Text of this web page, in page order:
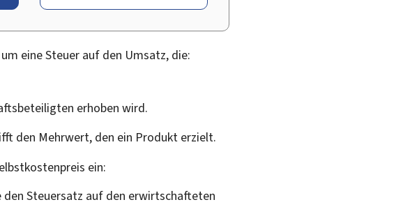
eine Steuer auf den Umsatz, die:
erhoben wird.
den Mehrwert, den ein Produkt erzielt.
ein:
Steuersatz auf den erwirtschafteten